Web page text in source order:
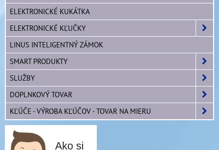
ELEKTRONICKÉ KUKÁTKA
ELEKTRONICKÉ KĽUČKY
LINUS INTELIGENTNÝ ZÁMOK
SMART PRODUKTY
SLUŽBY
DOPLNKOVÝ TOVAR
KĽÚČE - VÝROBA KĽÚČOV - TOVAR NA MIERU